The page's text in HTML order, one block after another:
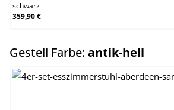
schwarz
359,90 €
Gestell Farbe: antik-hell